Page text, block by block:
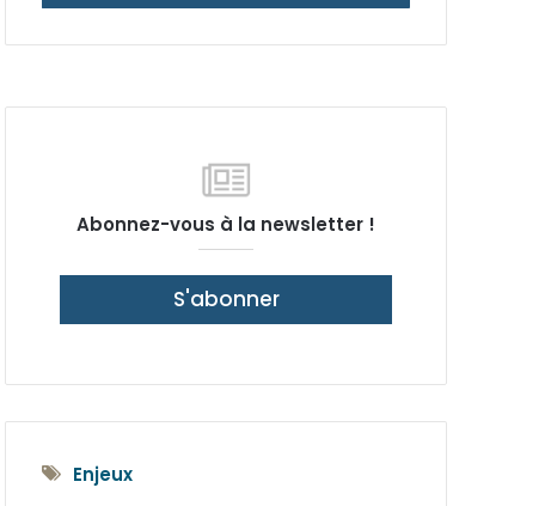
Abonnez-vous à la newsletter !
S'abonner
Enjeux